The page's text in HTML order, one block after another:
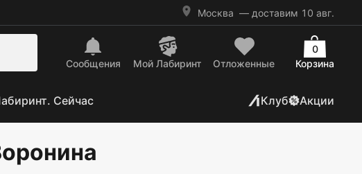
Москва — доставим 10 авг.
Сообщения Mой Лабиринт Отложенные Корзина
0
Сейчас Клуб Акции